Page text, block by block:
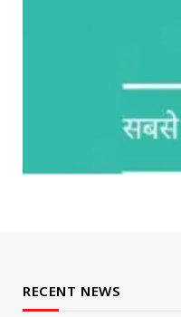
RECENT NEWS